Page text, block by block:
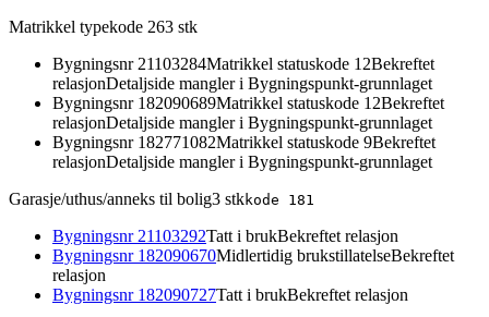
Matrikkel typekode 263 stk
Bygningsnr 21103284Matrikkel statuskode 12Bekreftet
relasjonDetaljside mangler i Bygningspunkt-grunnlaget
Bygningsnr 182090689Matrikkel statuskode 12Bekreftet
relasjonDetaljside mangler i Bygningspunkt-grunnlaget
Bygningsnr 182771082Matrikkel statuskode 9Bekreftet
relasjonDetaljside mangler i Bygningspunkt-grunnlaget
Garasje/uthus/anneks til bolig3 stkkode 181
Bygningsnr 21103292Tatt i brukBekreftet relasjon
Bygningsnr 182090670Midlertidig brukstillatelseBekreftet
relasjon
Bygningsnr 182090727Tatt i brukBekreftet relasjon